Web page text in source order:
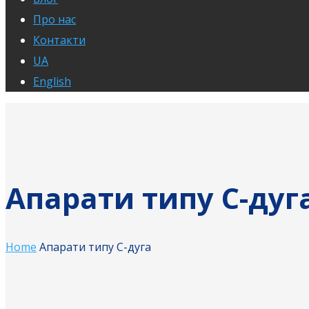
Про нас
Контакти
UA
English
Апарати типу C-
Home Апарати типу C-дуга